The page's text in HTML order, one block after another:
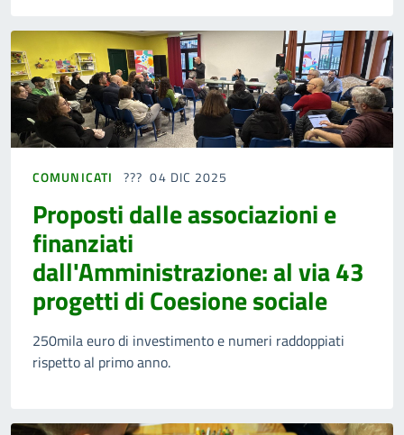
COMUNICATI 04 DIC 2025
Proposti dalle associazioni e
finanziati
dall'Amministrazione: al via 43
progetti di Coesione sociale
250mila euro di investimento e numeri raddoppiati
rispetto al primo anno.